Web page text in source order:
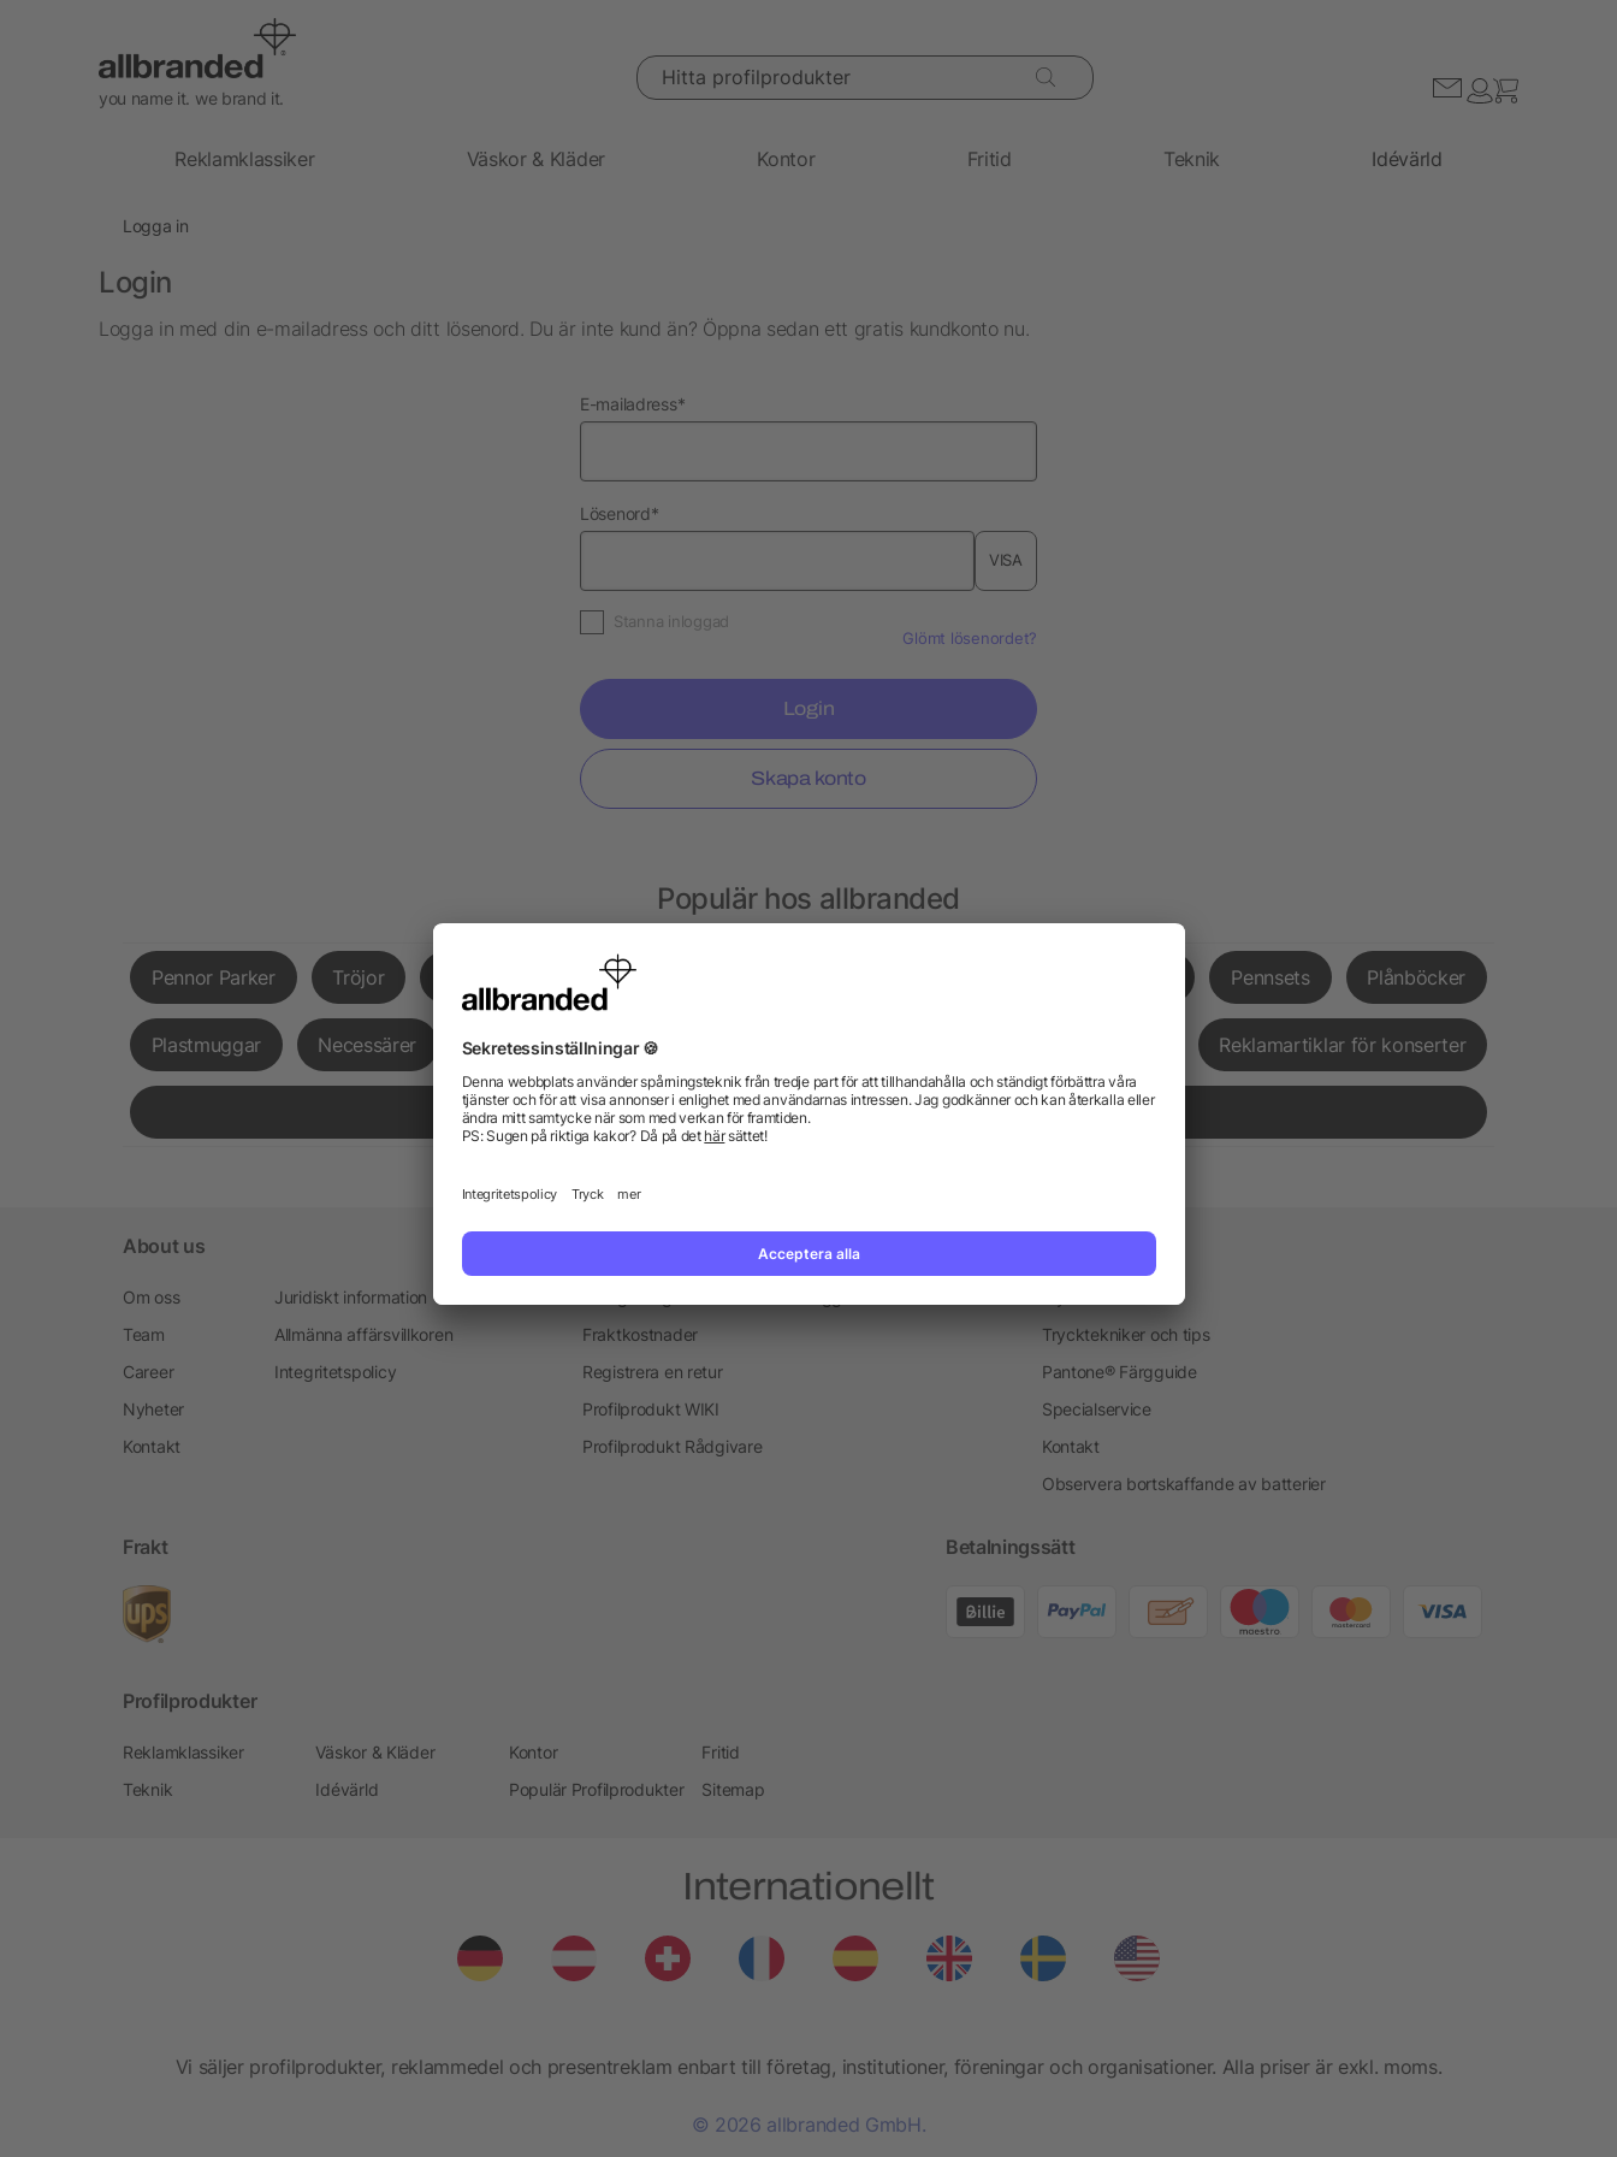
you name it. we brand it.
Hitta profilprodukter
Reklamklassiker Väskor & Kläder Kontor Fritid Teknik Idévärld
Logga in
Login
Logga in med din e-mailadress och ditt lösenord. Du är inte kund än? Öppna sedan ett gratis kundkonto nu.
E-mailadressnödvändig
*
Lösenordnödvändig
*
VISA
Stanna inloggad
Glömt lösenordet?
Login
Skapa konto
Populär hos allbranded
Pennor Parker Tröjor Termosar Pennsets Plånböcker
Plastmuggar Necessärer Snacks Ljus Reklamartiklar för konserter
Profilprodukter för researrangörer
About us
Om oss
Team
Career
Nyheter
Kontakt
Juridiskt information
Allmänna affärsvillkoren
Integritetspolicy
Fraktkostnader
Registrera en retur
Profilprodukt WIKI
Profilprodukt Rådgivare
Trycktekniker och tips
Pantone® Färgguide
Specialservice
Kontakt
Observera bortskaffande av batterier
Frakt Betalningssätt
Profilprodukter
Reklamklassiker Väskor & Kläder Kontor
Fritid
Teknik
Idévärld Populär Profilprodukter Sitemap
Internationellt
Vi säljer profilprodukter, reklammedel och presentreklam enbart till företag, institutioner, föreningar och organisationer. Alla priser är exkl. moms.
© 2026 allbranded GmbH.